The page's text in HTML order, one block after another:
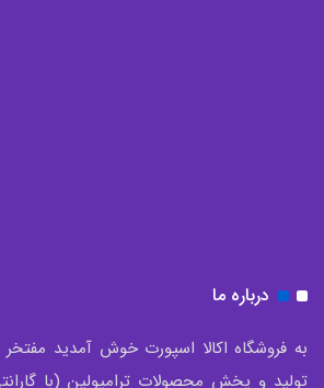
درباره ما
به فروشگاه اکالا اسپورت خوش آمدید
تولید و پخش محصولات ترامپولین (با